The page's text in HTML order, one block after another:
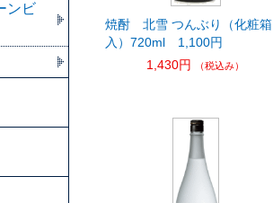
焼酎 北雪 つんぶり（化粧箱
入）720ml 1,100円
1,430円
（税込み）
ンビ